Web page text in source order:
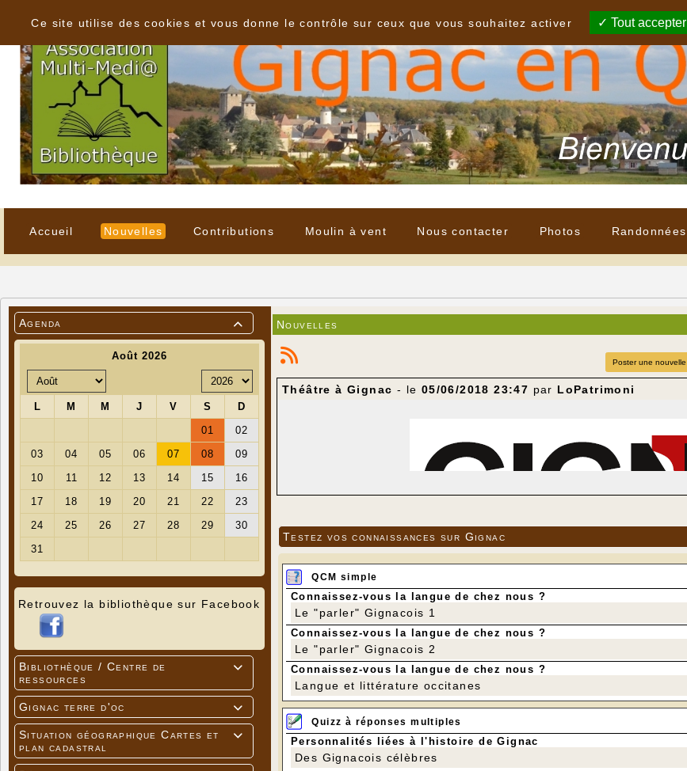
Accueil Nouvelles Contributions Moulin à vent Nous contacter Photos Randonnées

Agenda
Retrouvez la bibliothèque sur Facebook

Bibliothèque / Centre de
ressources

Gignac terre d'oc

Situation géographique Cartes et
plan cadastral
Nouvelles
Poster une nouvelle
Théâtre à Gignac - le 05/06/2018 23:47 par LoPatrimoni
Testez vos connaissances sur Gignac
QCM simple
Connaissez-vous la langue de chez nous ?
Le "parler" Gignacois 1
Connaissez-vous la langue de chez nous ?
Le "parler" Gignacois 2
Connaissez-vous la langue de chez nous ?
Langue et littérature occitanes
Quizz à réponses multiples
Personnalités liées à l'histoire de Gignac
Des Gignacois célèbres
Ce site utilise des cookies et vous donne le contrôle sur ceux que vous souhaitez activer
Tout accepter